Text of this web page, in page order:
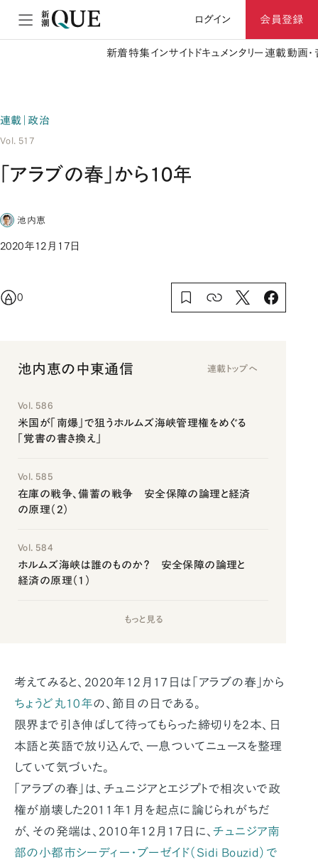
ログイン 会員登録
新着特集 インサイト ドキュメンタリー 連載動画
連載｜政治
Vol. 517
「アラブの春」から10年
池内恵
2020年12月17日
0
池内恵の中東通信 連載トップへ
Vol. 586
米国が「南爆」で狙うホルムズ海峡管理権をめぐる
「覚書の書き換え」
Vol. 585
在庫の戦争、備蓄の戦争 安全保障の論理と経済
の原理（2）
Vol. 584
ホルムズ海峡は誰のものか？ 安全保障の論理と
経済の原理（1）
もっと見る
考えてみると、2020年12月17日は「アラブの春」から
ちょうど丸10年の、節目の日である。
限界まで引き伸ばして待ってもらった締切りを2本、日
本語と英語で放り込んで、一息ついてニュースを整理
していて気づいた。
「アラブの春」は、チュニジアとエジプトで相次いで政
権が崩壊した2011年1月を起点に論じられがちだ
が、その発端は、2010年12月17日に、チュニジア南
部の小都市シーディー・ブーゼイド（Sidi Bouzid）で